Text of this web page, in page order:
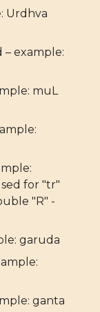
Urdhva
– example:
muL
for "tr"
"R" -
garuda
ganta